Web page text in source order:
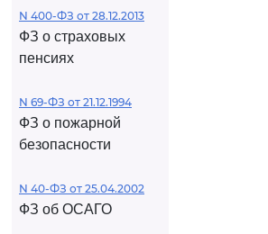
N 400-ФЗ от 28.12.2013
ФЗ о страховых
пенсиях
N 69-ФЗ от 21.12.1994
ФЗ о пожарной
безопасности
N 40-ФЗ от 25.04.2002
ФЗ об ОСАГО